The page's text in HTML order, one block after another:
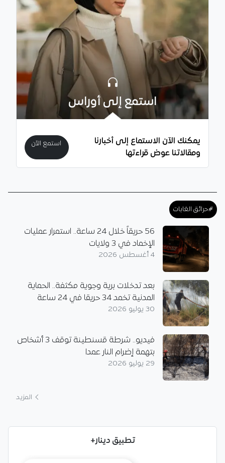
استمع إلى أوراس
يمكنك الآن الاستماع إلى أخبارنا
ومقالاتنا عوض قراءتها
استمع الآن
#حرائق الغابات
56 حريقاً خلال 24 ساعة.. استمرار عمليات
الإخماد في 3 ولايات
4 أغسطس 2026
بعد تدخلات برية وجوية مكثفة.. الحماية
المدنية تخمد 34 حريقا في 24 ساعة
30 يوليو 2026
فيديو.. شرطة قسنطينة توقف 3 أشخاص
بتهمة إضرام النار عمدا
29 يوليو 2026
المزيد
تطبيق دينار+